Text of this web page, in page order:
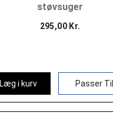
støvsuger
295,00 Kr.
Læg i kurv Passer Til..